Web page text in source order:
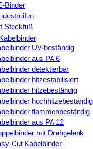
Binder
Steckfuß
UV-beständig
aus PA 6
detektierbar
hitzestabilisiert
hitzebeständig
hochhitzebeständig
flammenbeständig
aus PA 12
mit Drehgelenk
Cut Kabelbinder